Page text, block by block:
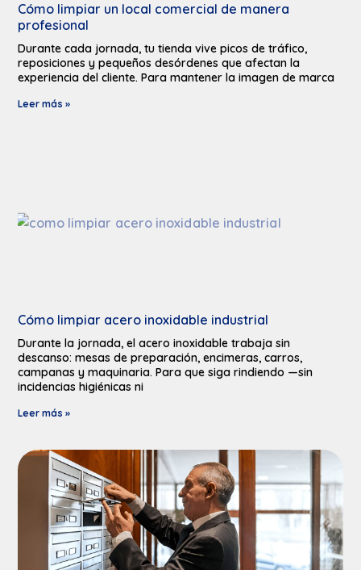
Cómo limpiar un local comercial de manera
profesional
Durante cada jornada, tu tienda vive picos de tráfico,
reposiciones y pequeños desórdenes que afectan la
experiencia del cliente. Para mantener la imagen de marca
Leer más »
Cómo limpiar acero inoxidable industrial
Durante la jornada, el acero inoxidable trabaja sin
descanso: mesas de preparación, encimeras, carros,
campanas y maquinaria. Para que siga rindiendo —sin
incidencias higiénicas ni
Leer más »